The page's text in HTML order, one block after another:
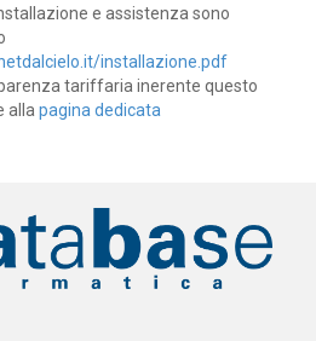
e assistenza sono
installazione.pdf
tariffaria inerente questo
allapagina dedicata